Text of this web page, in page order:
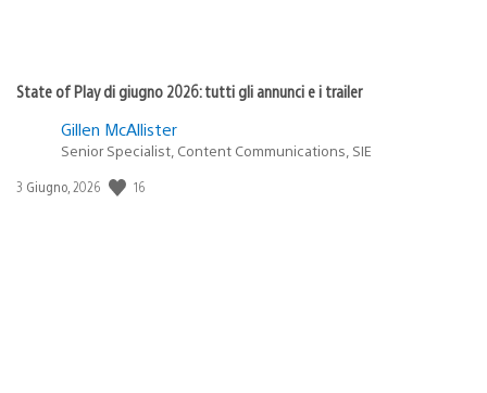
State of Play di giugno 2026: tutti gli annunci e i trailer
Gillen McAllister
Senior Specialist, Content Communications, SIE
Data
3 Giugno, 2026 16